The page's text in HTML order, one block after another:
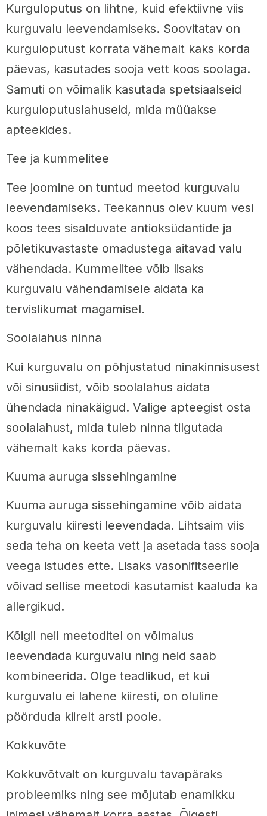
Kurguloputus on lihtne, kuid efektiivne viis
kurguvalu leevendamiseks. Soovitatav on
kurguloputust korrata vähemalt kaks korda
päevas, kasutades sooja vett koos soolaga.
Samuti on võimalik kasutada spetsiaalseid
kurguloputuslahuseid, mida müüakse
apteekides.
Tee ja kummelitee
Tee joomine on tuntud meetod kurguvalu
leevendamiseks. Teekannus olev kuum vesi
koos tees sisalduvate antioksüdantide ja
põletikuvastaste omadustega aitavad valu
vähendada. Kummelitee võib lisaks
kurguvalu vähendamisele aidata ka
tervislikumat magamisel.
Soolalahus ninna
Kui kurguvalu on põhjustatud ninakinnisusest
või sinusiidist, võib soolalahus aidata
ühendada ninakäigud. Valige apteegist osta
soolalahust, mida tuleb ninna tilgutada
vähemalt kaks korda päevas.
Kuuma auruga sissehingamine
Kuuma auruga sissehingamine võib aidata
kurguvalu kiiresti leevendada. Lihtsaim viis
seda teha on keeta vett ja asetada tass sooja
veega istudes ette. Lisaks vasonifitseerile
võivad sellise meetodi kasutamist kaaluda ka
allergikud.
Kõigil neil meetoditel on võimalus
leevendada kurguvalu ning neid saab
kombineerida. Olge teadlikud, et kui
kurguvalu ei lahene kiiresti, on oluline
pöörduda kiirelt arsti poole.
Kokkuvõte
Kokkuvõtvalt on kurguvalu tavapäraks
probleemiks ning see mõjutab enamikku